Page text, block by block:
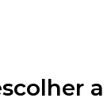
a